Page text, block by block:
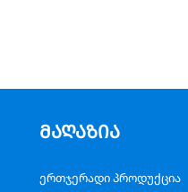
მაღაზია
ერთჯერადი პროდუქცია